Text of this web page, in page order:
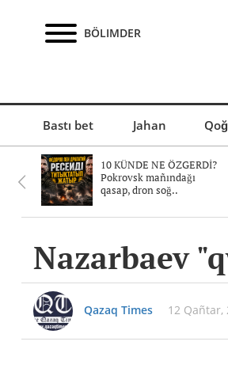
BÖLIMDER
Bastı bet Jahan
10 KÜNDE NE ÖZGERDİ?
Pokrovsk mañındağı
qasap, dron soğ..
Nazarbaev
Qazaq Times 12 Qañtar,